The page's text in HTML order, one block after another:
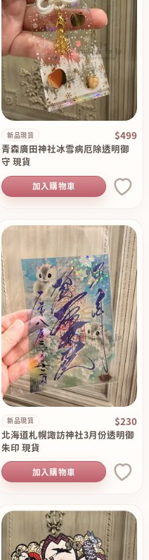
新品現貨 $499
青森廣田神社冰雪病厄除透明御
守 現貨
加入購物車
新品現貨 $230
北海道札幌諏訪神社3月份透明御
朱印 現貨
加入購物車